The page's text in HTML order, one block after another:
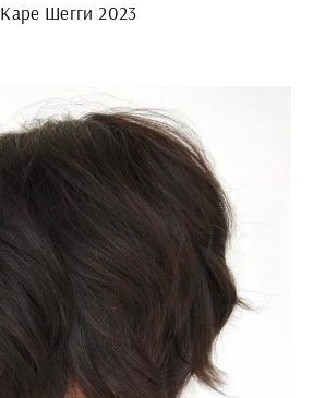
Каре Шегги 2023